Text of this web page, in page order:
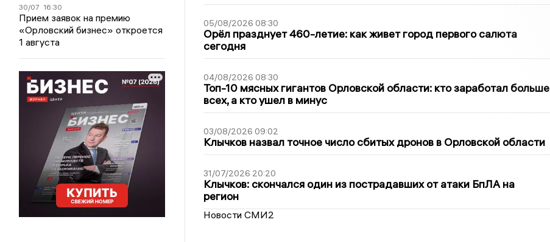
30/07 16:30
Прием заявок на премию
«Орловский бизнес» откроется
1 августа
05/08/2026 08:30
Орёл празднует 460-летие: как живет город первого салюта
сегодня
04/08/2026 08:30
Топ-10 мясных гигантов Орловской области: кто заработал больше
всех, а кто ушел в минус
03/08/2026 09:02
Клычков назвал точное число сбитых дронов в Орловской области
31/07/2026 20:20
Клычков: скончался один из пострадавших от атаки БпЛА на
регион
Новости СМИ2